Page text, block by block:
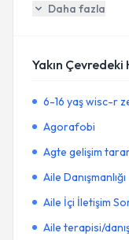
Daha fazla
Yakın
6-16 yaş wisc-r
Agorafobi
Agte gelişim
Aile Danışmanlığı
Aile İçi İletişim
Aile terapisi/